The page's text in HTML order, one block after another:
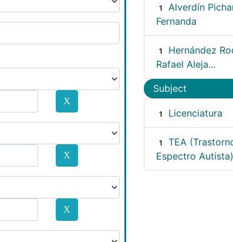
1
Alverdín
Fernanda
1
Hernández
Rafael Aleja...
Subject
1 Licenciatura
1
TEA
Espectro Autista)